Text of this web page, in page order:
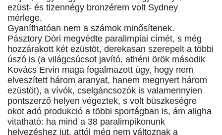
ezüst- és tizennégy bronzérem volt Sydney
mérlege.
Gyaníthatóan nem a számok minősítenek.
Pásztory Dóri megvédte paralimpiai címét, s még
hozzárakott két ezüstöt, derekasan szerepelt a többi
úszó is (a világcsúcsot javító, athéni örök második
Kovács Ervin maga fogalmazott úgy, hogy nem
elveszített három aranyat, hanem megnyert három
ezüstöt), a vívók, cselgáncsozók is valamennyien
pontszerző helyen végeztek, s volt büszkeségre
okot adó produkció a többi sportágban is, ám aligha
vitatható: ha mind a 38 paralimpikonunk
helyezéshez jut, attól még nem változnak a